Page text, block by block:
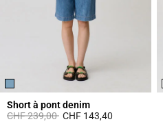
Short à pont denim
Prix réduit à partir de
CHF 239,00àCHF 143,40